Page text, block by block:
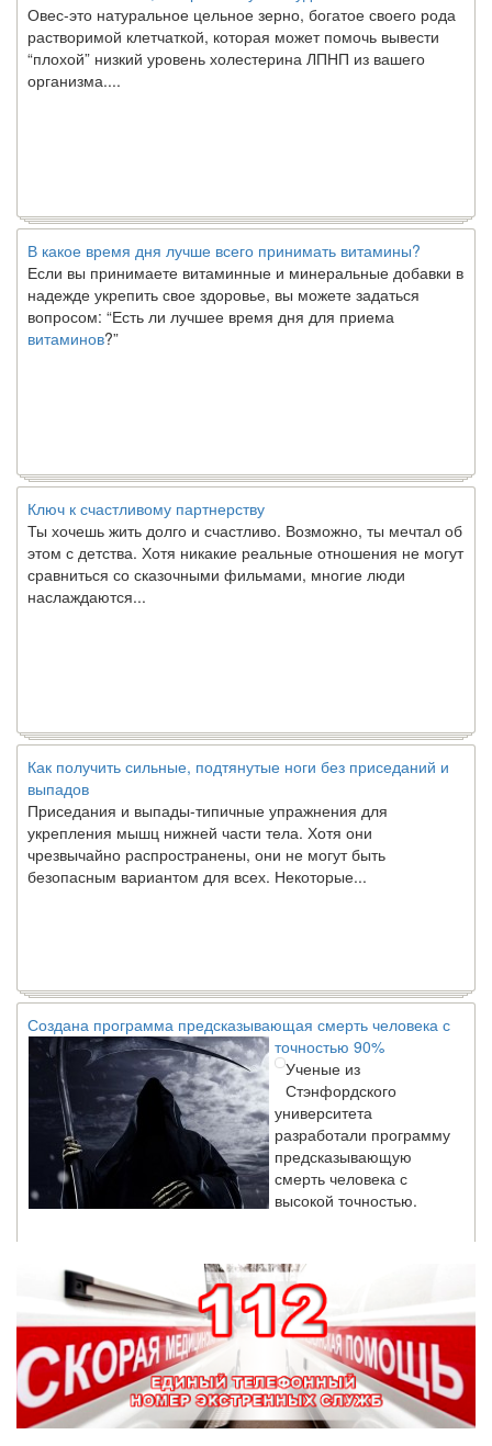
растворимой клетчаткой, которая может помочь вывести
“плохой” низкий уровень холестерина ЛПНП из вашего
организма....
В какое время дня лучше всего принимать витамины?
Если вы принимаете витаминные и минеральные добавки в
надежде укрепить свое здоровье, вы можете задаться
вопросом: “Есть ли лучшее время дня для приема
витаминов ?”
Ключ к счастливому партнерству
Ты хочешь жить долго и счастливо. Возможно, ты мечтал об
этом с детства. Хотя никакие реальные отношения не могут
сравниться со сказочными фильмами, многие люди
наслаждаются...
Как получить сильные, подтянутые ноги без приседаний и
выпадов
Приседания и выпады-типичные упражнения для
укрепления мышц нижней части тела. Хотя они
чрезвычайно распространены, они не могут быть
безопасным вариантом для всех. Некоторые...
Создана программа предсказывающая смерть человека с
точностью 90%
Ученые из
Стэнфордского
университета
разработали программу
предсказывающую
смерть человека с
высокой точностью.
Зарплата врачей в 2018 году превысит средний доход
россиян в два раза
Глава Минздрава РФ
Вероника Скворцова
опровергла
сообщение о падении
доходов медицинских
работников в
ближайшие годы. Она